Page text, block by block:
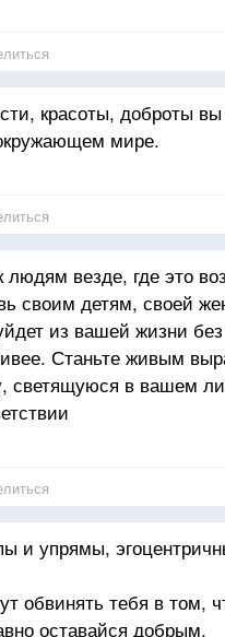
красоты, доброты вы
мире.
везде, где это
своим детям, своей
из вашей жизни
Станьте живым
светящуюся в вашем
и упрямы,
обвинять тебя в том,
оставайся добрым.